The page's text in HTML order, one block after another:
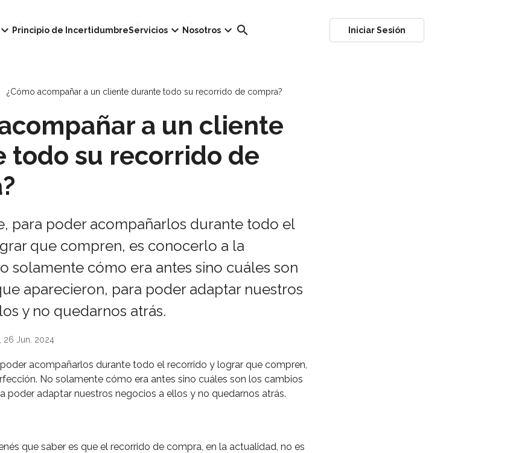
keyboard_arrow_down Principio de IncertidumbreServicios keyboard_arrow_down Nosotros keyboard_arrow_down search Iniciar Sesión
¿Cómo acompañar a un cliente durante todo su recorrido de compra?
a un cliente
todo su recorrido de
para poder acompañarlos durante todo el
que compren, es conocerlo a la
solamente cómo era antes sino cuáles son
aparecieron, para poder adaptar nuestros
y no quedarnos atrás.
26 Jun. 2024
acompañarlos durante todo el recorrido y lograr que compren,
No solamente cómo era antes sino cuáles son los cambios
poder adaptar nuestros negocios a ellos y no quedarnos atrás.
que saber es que el recorrido de compra, en la actualidad, no es